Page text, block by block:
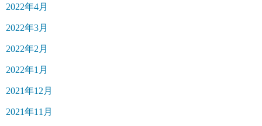
2022年4月
2022年3月
2022年2月
2022年1月
2021年12月
2021年11月